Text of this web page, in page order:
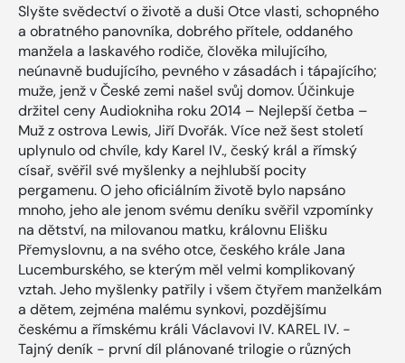
Slyšte svědectví o životě a duši Otce vlasti, schopného
a obratného panovníka, dobrého přítele, oddaného
manžela a laskavého rodiče, člověka milujícího,
neúnavně budujícího, pevného v zásadách i tápajícího;
muže, jenž v České zemi našel svůj domov. Účinkuje
držitel ceny Audiokniha roku 2014 – Nejlepší četba –
Muž z ostrova Lewis, Jiří Dvořák. Více než šest století
uplynulo od chvíle, kdy Karel IV., český král a římský
císař, svěřil své myšlenky a nejhlubší pocity
pergamenu. O jeho oficiálním životě bylo napsáno
mnoho, jeho ale jenom svému deníku svěřil vzpomínky
na dětství, na milovanou matku, královnu Elišku
Přemyslovnu, a na svého otce, českého krále Jana
Lucemburského, se kterým měl velmi komplikovaný
vztah. Jeho myšlenky patřily i všem čtyřem manželkám
a dětem, zejména malému synkovi, pozdějšímu
českému a římskému králi Václavovi IV. KAREL IV. -
Tajný deník - první díl plánované trilogie o různých